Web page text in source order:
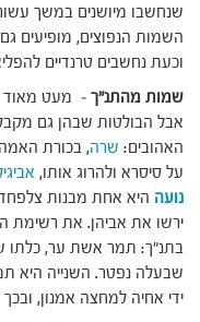
שנחשבו מיושנים במשך
השמות הנפוצים, מופיעים
וכעת נחשבים טרנדיים
שמות מהתנ"ך – מעט מאוד
אבל הבולטות שבהן גם
האהובים: שרה, בכורת
על סיסרא ולהרוג אותו,
נועה היא אחת מבנות
ירשו את אביהן. את רשימת
בתנ"ך: תמר אשת ער, כלתו
שבעלה נפטר. השנייה היא
ידי אחיה למחצה אמנון,